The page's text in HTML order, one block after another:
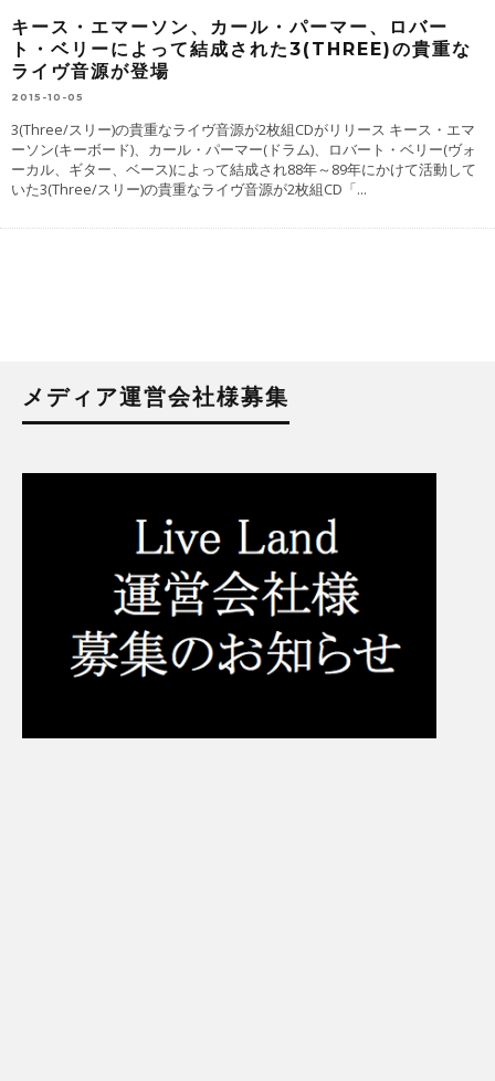
キース・エマーソン、カール・パーマー、ロバー
ト・ベリーによって結成された3(THREE)の貴重な
ライヴ音源が登場
2015-10-05
3(Three/スリー)の貴重なライヴ音源が2枚組CDがリリース キース・エマ
ーソン(キーボード)、カール・パーマー(ドラム)、ロバート・ベリー(ヴォ
ーカル、ギター、ベース)によって結成され88年～89年にかけて活動して
いた3(Three/スリー)の貴重なライヴ音源が2枚組CD「...
メディア運営会社様募集